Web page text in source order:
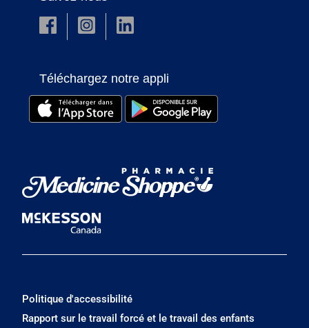
Téléchargez notre appli
Politique d'accessibilité
Rapport sur le travail forcé et le travail des enfants